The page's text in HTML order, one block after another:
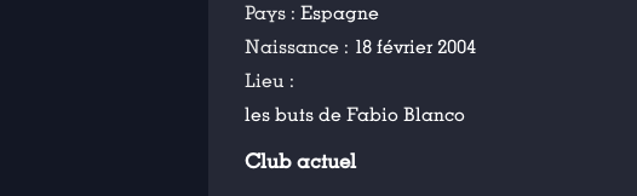
Pays : Espagne
Naissance : 18 février 2004
Lieu :
les buts de Fabio Blanco
Club actuel